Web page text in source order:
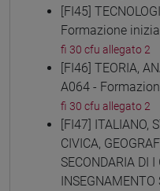
[FI45]
Formazione
fi 30 cfu allegato 2
[FI46] TEORIA,
A064 -
fi 30 cfu allegato 2
[FI47] ITALIANO,
CIVICA,
SECONDARIA DI
INSEGNAMENTO